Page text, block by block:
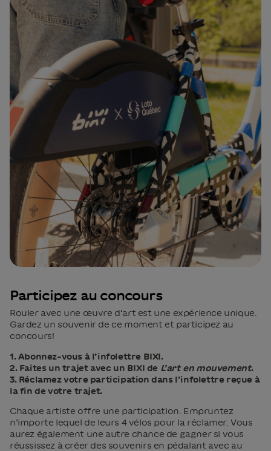
Participez au concours
Rouler avec une œuvre d’art est une expérience unique.
Gardez un souvenir de ce moment et participez au
concours!
1. Abonnez-vous à l’infolettre BIXI.
2. Faites un trajet avec un BIXI de L’art en mouvement.
3. Réclamez votre participation dans l’infolettre reçue à
la fin de votre trajet.
Chaque artiste offre une participation. Empruntez
n’importe lequel de leurs 4 vélos pour la réclamer. Vous
aurez également une autre chance de gagner si vous
réussissez à créer des souvenirs en pédalant avec au